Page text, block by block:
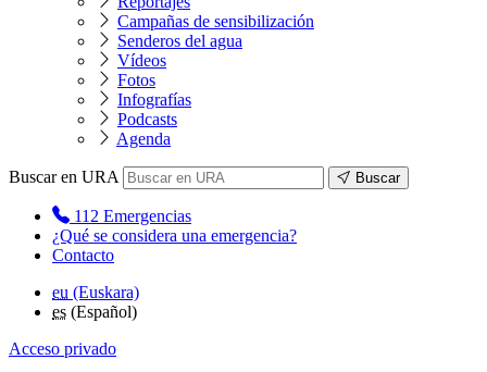
Campañas de sensibilización
Senderos del agua
Vídeos
Fotos
Infografías
Podcasts
Agenda
Buscar en URA Buscar
112 Emergencias
¿Qué se considera una emergencia?
Contacto
eu (Euskara)
es (Español)
Acceso privado